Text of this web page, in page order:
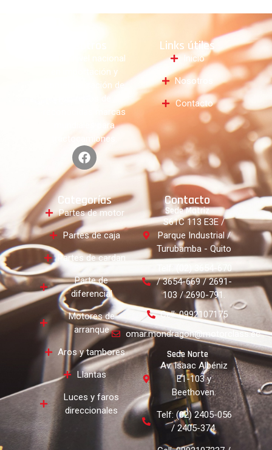
Líder a nivel nacional
en importación y
comercialización de
repuestos de
reconocidas marcas
mundiales para
tractocamiones.
Links útiles
Inicio
Nosotros
Contacto
Categorías
Partes de motor
Partes de caja
Partes de cardan
Parte de
diferencial
Motores de
arranque
Aros y tambores
Llantas
Luces y faros
direccionales
Contacto
Sede Matriz
S61C 113 E3E /
Parque Industrial /
Turubamba - Quito
Telf: (02) 3654-670
/ 3654-669 / 2691-
103 / 2690-791.
Cell: 0992107175
omar.mondragon@motorclass.ec
Sede Norte
Av. Isaac Albéniz
E1-103 y
Beethoven.
Telf: (02) 2405-056
/ 2405-374.